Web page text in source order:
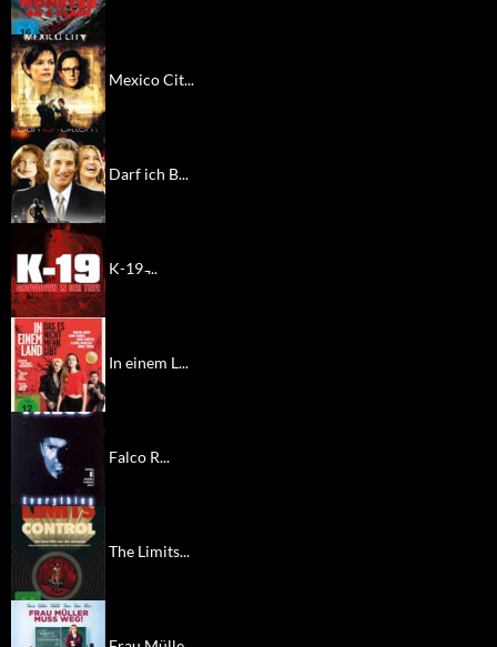
Mexico Cit...
Darf ich B...
K-19 ̵...
In einem L...
Falco R...
The Limits...